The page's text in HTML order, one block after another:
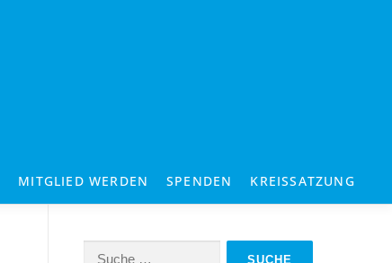
MITGLIED WERDEN SPENDEN KREISSATZUNG
Suche